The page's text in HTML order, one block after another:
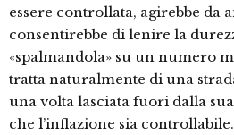
essere controllata, agirebbe da
consentirebbe di lenire la
«spalmandola» su un numero
tratta naturalmente di una
una volta lasciata fuori dalla
che l’inflazione sia controllabile.